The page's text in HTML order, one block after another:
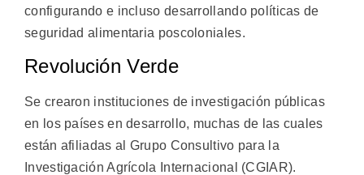
configurando e incluso desarrollando políticas de
seguridad alimentaria poscoloniales.
Revolución Verde
Se crearon instituciones de investigación públicas
en los países en desarrollo, muchas de las cuales
están afiliadas al Grupo Consultivo para la
Investigación Agrícola Internacional (CGIAR).